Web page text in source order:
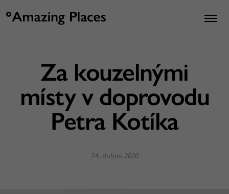
Za kouzelnými
místy v doprovodu
Petra Kotíka
24. dubna 2020